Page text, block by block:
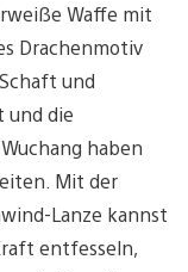
Waffe mit
Drachenmotiv
und
und die
haben
Mit der
Lanze kannst
entfesseln,